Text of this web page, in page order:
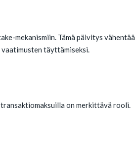
mekanismiin. Tämä päivitys vähentää
täyttämiseksi.
on merkittävä rooli.